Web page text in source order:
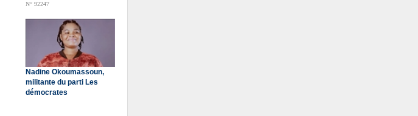
N° 92247
Nadine Okoumassoun,
militante du parti Les
démocrates